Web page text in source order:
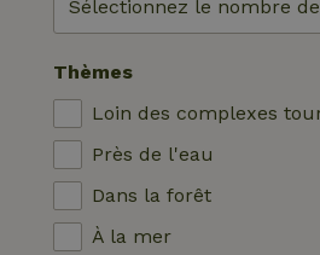
Thèmes
Loin des complexes
Près de l'eau
Dans la forêt
À la mer